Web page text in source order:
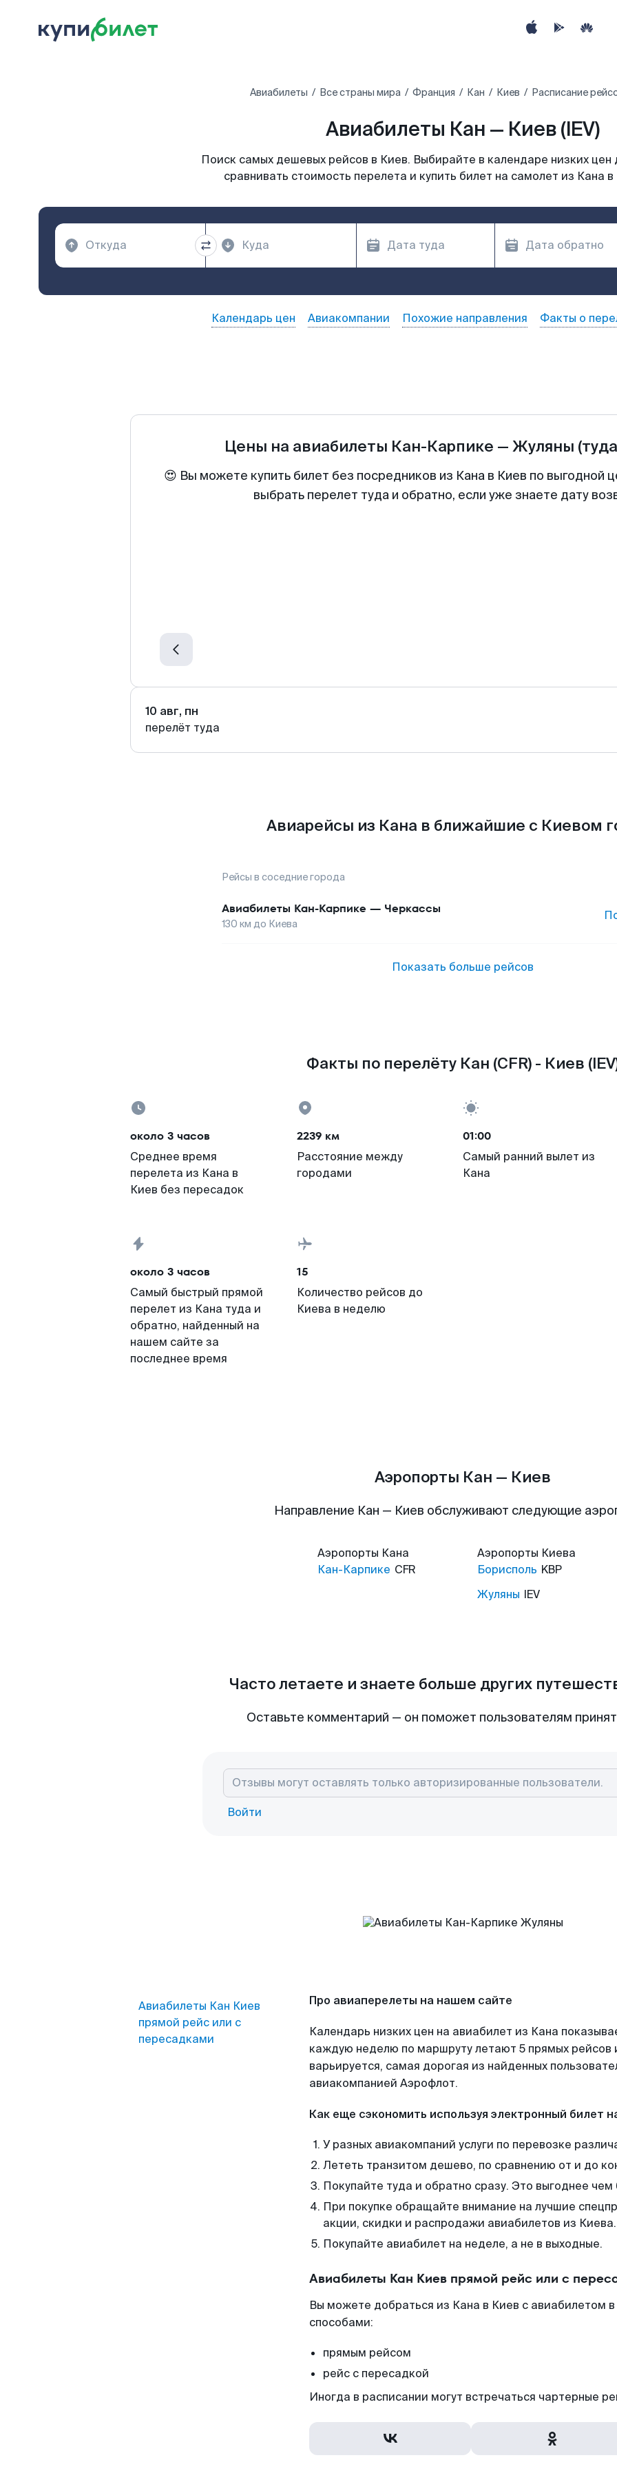
Авиабилеты Все страны мира Франция Кан Киев Расписание
Авиабилеты Кан — Киев (IEV)
Поиск самых дешевых рейсов в Киев. Выбирайте в календаре низких цен
сравнивать стоимость перелета и купить билет на самолет из Кана
Календарь цен Авиакомпании Похожие направления Факты о
Цены на авиабилеты Кан-Карпике — Жуляны
😍 Вы можете купить билет без посредников из Кана в Киев по выгодной
выбрать перелет туда и обратно, если уже знаете дату
10 авг, пн
перелёт туда
Авиарейсы из Кана в ближайшие с Киевом
Рейсы в соседние города
Авиабилеты Кан-Карпике — Черкассы
130 км до Киева
Показать больше рейсов
Факты по перелёту Кан (CFR) - Киев
около 3 часов
Среднее время
перелета из Кана в
Киев без пересадок
2239 км
Расстояние между
городами
01:00
Самый ранний вылет из
Кана
около 3 часов
Самый быстрый прямой
перелет из Кана туда и
обратно, найденный на
нашем сайте за
последнее время
15
Количество рейсов до
Киева в неделю
Аэропорты Кан — Киев
Направление Кан — Киев обслуживают следующие
Аэропорты Кана
Кан-Карпике CFR
Аэропорты Киева
Борисполь KBP
Жуляны IEV
Часто летаете и знаете больше других
Оставьте комментарий — он поможет пользователям
Войти
Авиабилеты Кан Киев
прямой рейс или с
пересадками
Про авиаперелеты на нашем сайте
Календарь низких цен на авиабилет из Кана
каждую неделю по маршруту летают 5 прямых рейсов
варьируется, самая дорогая из найденных
авиакомпанией Аэрофлот.
Как еще сэкономить используя электронный билет
У разных авиакомпаний услуги по перевозке
Лететь транзитом дешево, по сравнению от и до
Покупайте туда и обратно сразу. Это выгоднее
При покупке обращайте внимание на лучшие
акции, скидки и распродажи авиабилетов из Киева.
Покупайте авиабилет на неделе, а не в выходные.
Авиабилеты Кан Киев прямой рейс или с
Вы можете добраться из Кана в Киев с авиабилетом
способами:
прямым рейсом
рейс с пересадкой
Иногда в расписании могут встречаться чартерные